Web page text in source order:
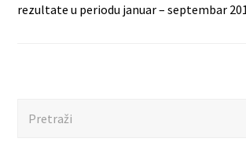
rezultate u periodu januar – septembar